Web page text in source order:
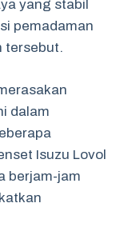
yang stabil
pemadaman
tersebut.
dalam
Isuzu Lovol
berjam-jam